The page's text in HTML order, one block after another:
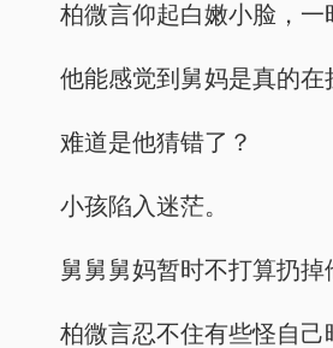
柏微言仰起白嫩小脸，一
他能感觉到舅妈是真的在
难道是他猜错了？
小孩陷入迷茫。
舅舅舅妈暂时不打算扔掉
柏微言忍不住有些怪自己